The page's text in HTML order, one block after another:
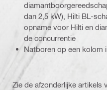
dan 2,5 kW), Hilti BL-
opname voor Hilti en
de concurrentie
Natboren op een kolom
Zie de afzonderlijke artikels